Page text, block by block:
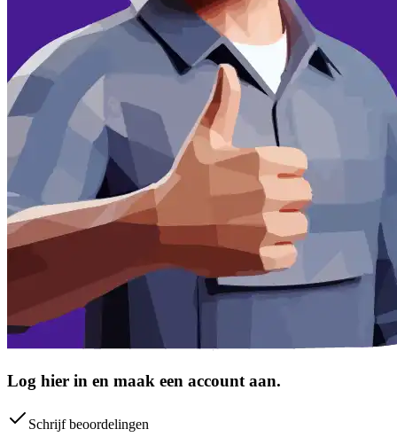
Log hier in en maak een account aan.
Schrijf beoordelingen